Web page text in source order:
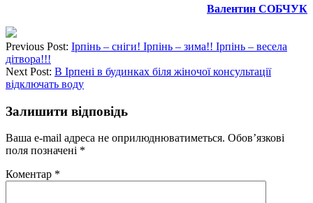
Валентин СОБЧУК
Previous Post: Ірпінь – сніги! Ірпінь – зима!! Ірпінь – весела
дітвора!!!
Next Post: В Ірпені в будинках біля жіночої консультації
відключать воду
Залишити відповідь
Ваша e-mail адреса не оприлюднюватиметься. Обов’язкові
поля позначені *
Коментар *